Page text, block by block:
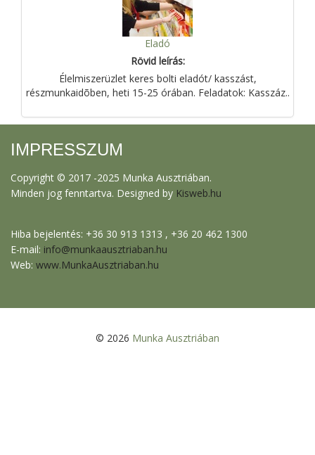
Eladó
Rövid leírás:
Élelmiszerüzlet keres bolti eladót/ kasszást,
részmunkaidõben, heti 15-25 órában. Feladatok: Kasszáz..
IMPRESSZUM
Copyright © 2017 -2025 Munka Ausztriában.
Minden jog fenntartva. Designed by Kisweb.hu
Hiba bejelentés: +36 30 913 1313 , +36 20 462 1300
E-mail: info@munkaausztriaban.hu
Web: www.MunkaAusztriaban.hu
© 2026 Munka Ausztriában